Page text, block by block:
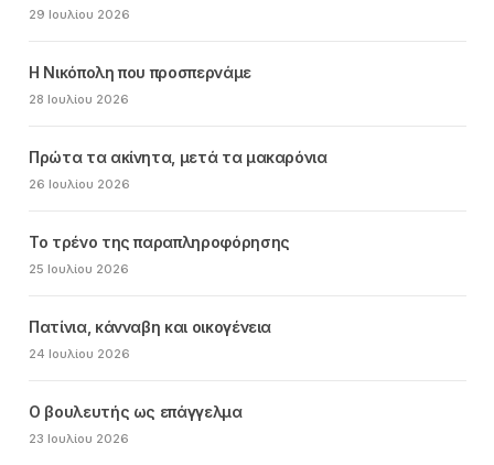
29 Ιουλίου 2026
Η Νικόπολη που προσπερνάμε
28 Ιουλίου 2026
Πρώτα τα ακίνητα, μετά τα μακαρόνια
26 Ιουλίου 2026
Το τρένο της παραπληροφόρησης
25 Ιουλίου 2026
Πατίνια, κάνναβη και οικογένεια
24 Ιουλίου 2026
Ο βουλευτής ως επάγγελμα
23 Ιουλίου 2026